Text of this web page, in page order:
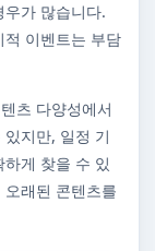
가 많습니다.
이벤트는 부담
츠 다양성에서
지만, 일정 기
게 찾을 수 있
래된 콘텐츠를